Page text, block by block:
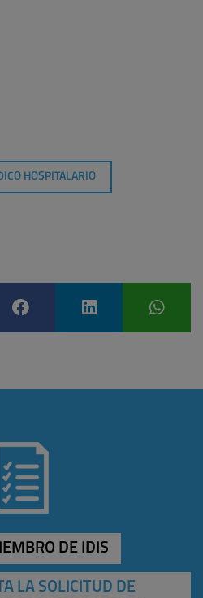
HOSPITALARIO
DE IDIS
LA SOLICITUD DE